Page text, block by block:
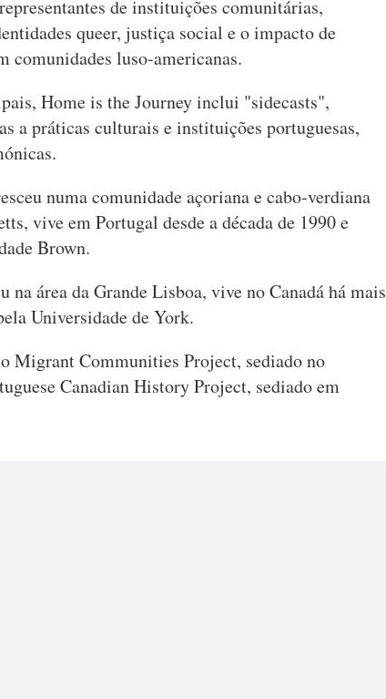
de instituições comunitárias,
queer, justiça social e o impacto de
comunidades luso-americanas.
Home is the Journey inclui "sidecasts",
a práticas culturais e instituições portuguesas,
numa comunidade açoriana e cabo-verdiana
vive em Portugal desde a década de 1990 e
Brown.
na área da Grande Lisboa, vive no Canadá há mais
Universidade de York.
Migrant Communities Project, sediado no
Canadian History Project, sediado em